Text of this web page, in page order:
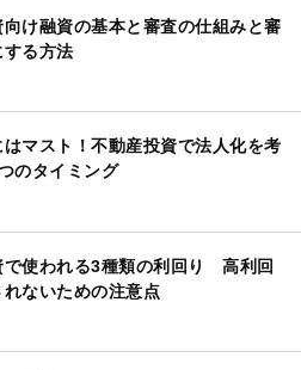
け融資の基本と審査の仕組みと審
る方法
マスト！不動産投資で法人化を考
のタイミング
で使われる3種類の利回り 高利回
れないための注意点